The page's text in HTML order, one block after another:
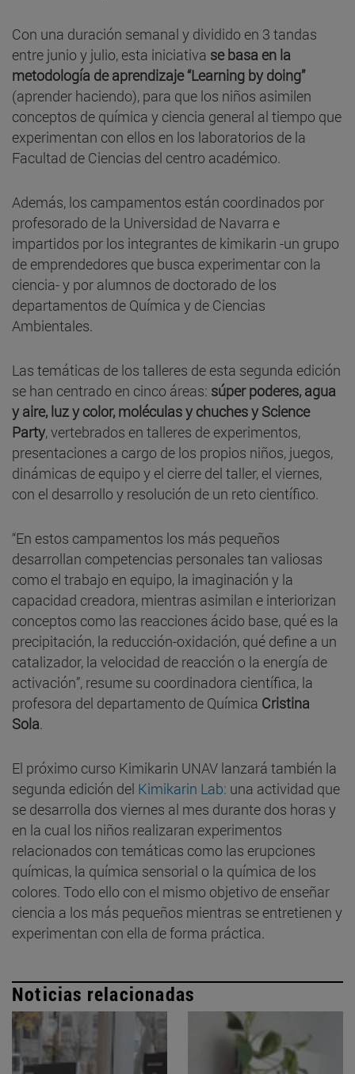
Con una duración semanal y dividido en 3 tandas
entre junio y julio, esta iniciativa se basa en la
metodología de aprendizaje “Learning by doing”
(aprender haciendo), para que los niños asimilen
conceptos de química y ciencia general al tiempo que
experimentan con ellos en los laboratorios de la
Facultad de Ciencias del centro académico.
Además, los campamentos están coordinados por
profesorado de la Universidad de Navarra e
impartidos por los integrantes de kimikarin -un grupo
de emprendedores que busca experimentar con la
ciencia- y por alumnos de doctorado de los
departamentos de Química y de Ciencias
Ambientales.
Las temáticas de los talleres de esta segunda edición
se han centrado en cinco áreas: súper poderes, agua
y aire, luz y color, moléculas y chuches y Science
Party, vertebrados en talleres de experimentos,
presentaciones a cargo de los propios niños, juegos,
dinámicas de equipo y el cierre del taller, el viernes,
con el desarrollo y resolución de un reto científico.
“En estos campamentos los más pequeños
desarrollan competencias personales tan valiosas
como el trabajo en equipo, la imaginación y la
capacidad creadora, mientras asimilan e interiorizan
conceptos como las reacciones ácido base, qué es la
precipitación, la reducción-oxidación, qué define a un
catalizador, la velocidad de reacción o la energía de
activación”, resume su coordinadora científica, la
profesora del departamento de Química Cristina
Sola.
El próximo curso Kimikarin UNAV lanzará también la
segunda edición del Kimikarin Lab: una actividad que
se desarrolla dos viernes al mes durante dos horas y
en la cual los niños realizaran experimentos
relacionados con temáticas como las erupciones
químicas, la química sensorial o la química de los
colores. Todo ello con el mismo objetivo de enseñar
ciencia a los más pequeños mientras se entretienen y
experimentan con ella de forma práctica.
Noticias relacionadas